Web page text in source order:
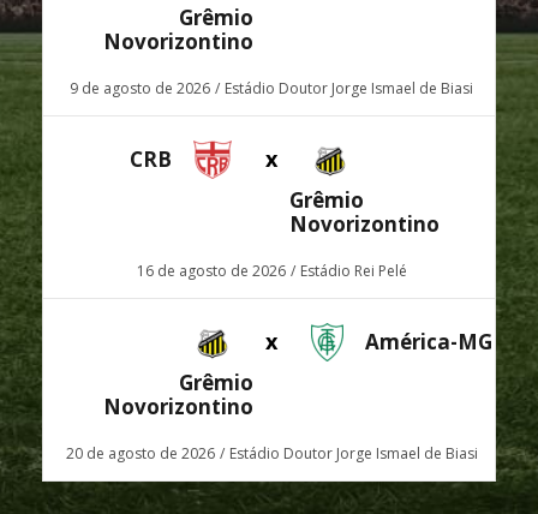
Grêmio
Novorizontino
9 de agosto de 2026 Estádio Doutor Jorge Ismael de Biasi
CRB x
Grêmio
Novorizontino
16 de agosto de 2026 Estádio Rei Pelé
Grêmio
Novorizontino
x América-MG
20 de agosto de 2026 Estádio Doutor Jorge Ismael de Biasi